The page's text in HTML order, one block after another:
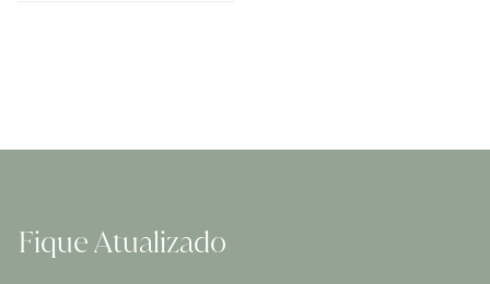
Fique Atualizado